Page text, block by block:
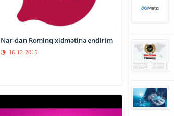
Nar-dan Rominq xidmətinə endirim
16-12-2015